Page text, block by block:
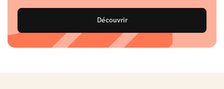
Découvrir